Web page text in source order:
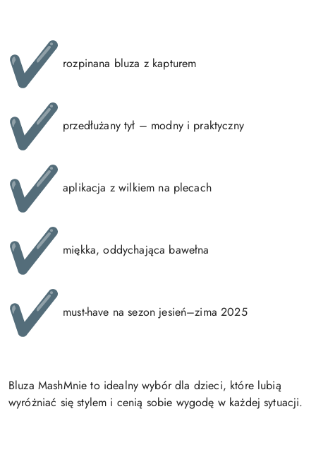
rozpinana bluza z kapturem
przedłużany tył – modny i praktyczny
aplikacja z wilkiem na plecach
miękka, oddychająca bawełna
must-have na sezon jesień–zima 2025
Bluza MashMnie to idealny wybór dla dzieci, które lubią
wyróżniać się stylem i cenią sobie wygodę w każdej sytuacji.